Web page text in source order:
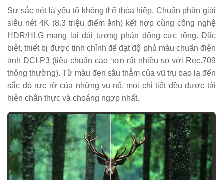
Sự sắc nét là yếu tố không thể thỏa hiệp. Chuẩn phân giải
siêu nét 4K (8.3 triệu điểm ảnh) kết hợp cùng công nghệ
HDR/HLG mang lại dải tương phản động cực rộng. Đặc
biệt, thiết bị được tinh chỉnh để đạt độ phủ màu chuẩn điện
ảnh DCI-P3 (tiêu chuẩn cao hơn rất nhiều so với Rec.709
thông thường). Từ màu đen sâu thẳm của vũ trụ bao la đến
sắc đỏ rực rỡ của những vụ nổ, mọi chi tiết đều được tái
hiện chân thực và choáng ngợp nhất.